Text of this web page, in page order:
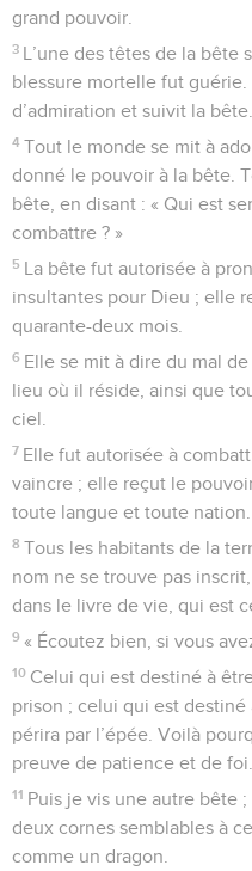
grand pouvoir.
3 L’une des têtes de la bête
blessure mortelle fut
d’admiration et suivit la bête.
4 Tout le monde se mit à
donné le pouvoir à la bête.
bête, en disant : « Qui est
combattre ? »
5 La bête fut autorisée à
insultantes pour Dieu ; elle
quarante-deux mois.
6 Elle se mit à dire du mal
lieu où il réside, ainsi que
ciel.
7 Elle fut autorisée à
vaincre ; elle reçut le
toute langue et toute nation.
8 Tous les habitants de la
nom ne se trouve pas
dans le livre de vie, qui est
9 « Écoutez bien, si vous
10 Celui qui est destiné à
prison ; celui qui est destiné
périra par l’épée. Voilà
preuve de patience et de
11 Puis je vis une autre bête
deux cornes semblables à
comme un dragon.